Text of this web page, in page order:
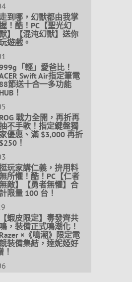
走到哪，幻獸都由我掌
！酷！PC【聖光幻
】【混沌幻獸】送你
遊戲。
「輕」愛爸比！
Swift Air指定筆電
88節送十合一多功能
HUB！
ROG 戰力全開，再折再
不手軟！指定鍵盤獨
家優惠、滿 $3,000 再折
$250！
玩家講仁義，拚用料
無所懼！酷！PC【仁者
無敵】【勇者無懼】合
計限量 100 台！
【蝦皮限定】毒發齊共
鳴，裝備正式鳴潮化！
Razer ×《鳴潮》限定電
競裝備集結，達妮婭好